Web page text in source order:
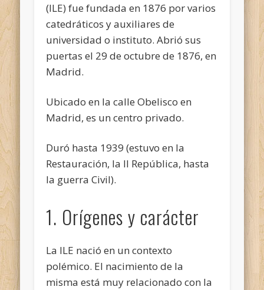
(ILE) fue fundada en 1876 por varios
catedráticos y auxiliares de
universidad o instituto. Abrió sus
puertas el 29 de octubre de 1876, en
Madrid.
Ubicado en la calle Obelisco en
Madrid, es un centro privado.
Duró hasta 1939 (estuvo en la
Restauración, la II República, hasta
la guerra Civil).
1. Orígenes y carácter
La ILE nació en un contexto
polémico. El nacimiento de la
misma está muy relacionado con la